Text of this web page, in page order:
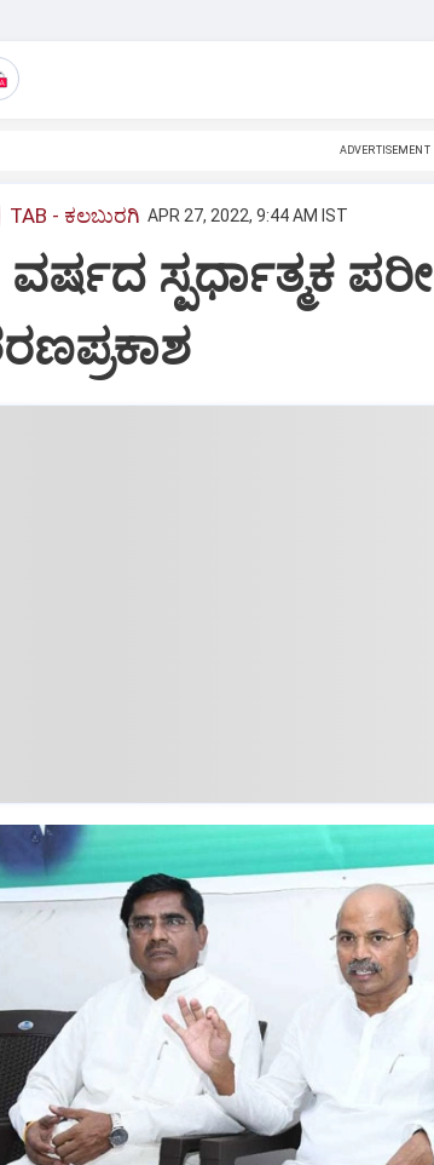
ADVERTISEMENT
TAB - ಕಲಬುರಗಿ APR 27, 2022, 9:44 AM IST
ವರ್ಷದ ಸ್ಪರ್ಧಾತ್ಮಕ